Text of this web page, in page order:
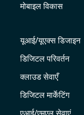
मोबाइल विकास
यूआई/यूएक्स डिजाइन
डिजिटल परिवर्तन
क्लाउड सेवाएँ
डिजिटल मार्केटिंग